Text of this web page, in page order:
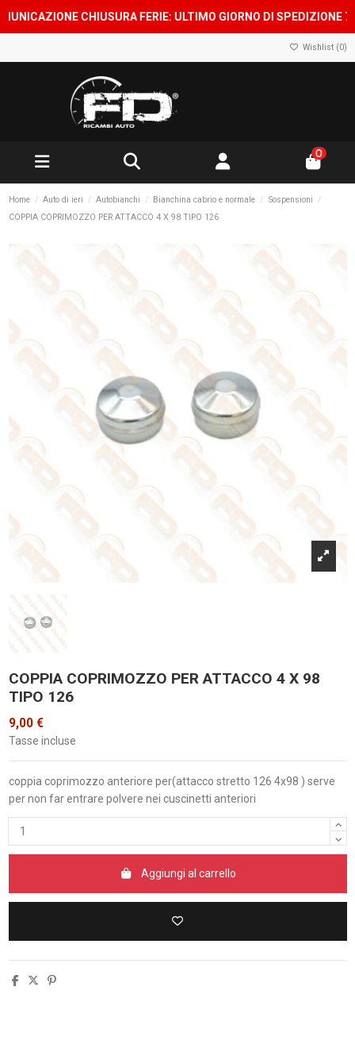
CHIUSURA FERIE: ULTIMO GIORNO DI SPEDIZIONE 7
Wishlist (0)
0
Home Auto di ieri Autobianchi Bianchina cabrio e normale
Sospensioni
COPPIA COPRIMOZZO PER ATTACCO 4 X 98 TIPO 126
COPPIA COPRIMOZZO PER ATTACCO 4 X 98
TIPO 126
9,00 €
Tasse incluse
coppia coprimozzo anteriore per(attacco stretto 126 4x98 ) serve
per non far entrare polvere nei cuscinetti anteriori
Aggiungi al carrello